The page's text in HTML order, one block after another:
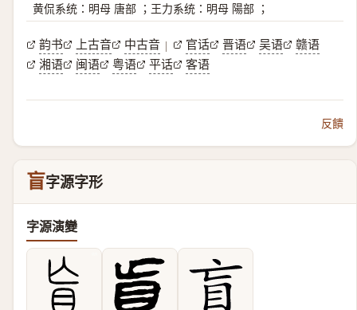
黄侃系统：明母 唐部 ；王力系统：明母 陽部 ；
韵书 上古音 中古音 | 官话 晋语 吴语
赣语
湘语
闽语 粤语 平话 客语
反饋
盲字源字形
字源演變